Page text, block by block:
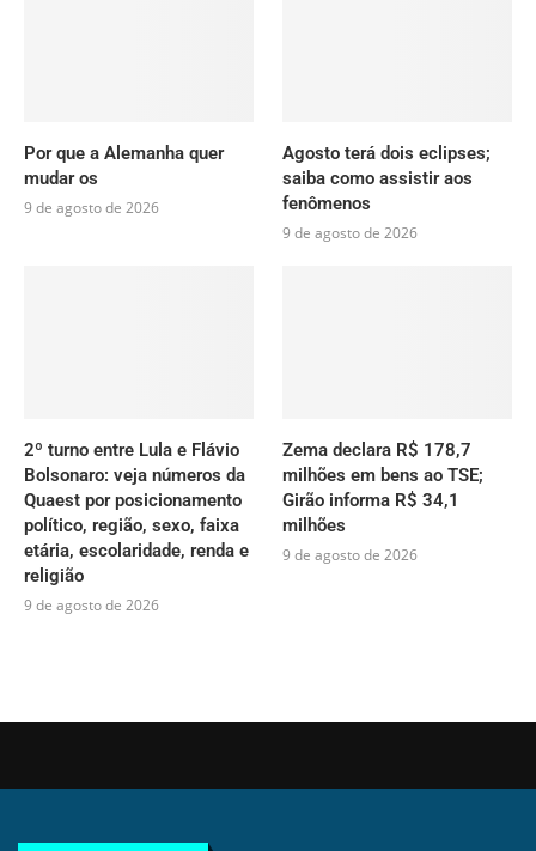
Por que a Alemanha quer
mudar os
9 de agosto de 2026
Agosto terá dois eclipses;
saiba como assistir aos
fenômenos
9 de agosto de 2026
2º turno entre Lula e Flávio
Bolsonaro: veja números da
Quaest por posicionamento
político, região, sexo, faixa
etária, escolaridade, renda e
religião
9 de agosto de 2026
Zema declara R$ 178,7
milhões em bens ao TSE;
Girão informa R$ 34,1
milhões
9 de agosto de 2026